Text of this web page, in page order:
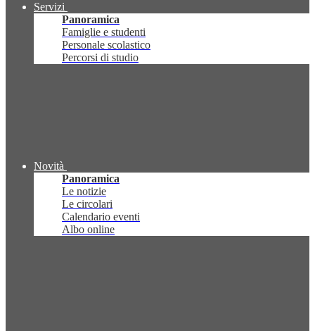
Servizi
Panoramica
Famiglie e studenti
Personale scolastico
Percorsi di studio
Novità
Panoramica
Le notizie
Le circolari
Calendario eventi
Albo online